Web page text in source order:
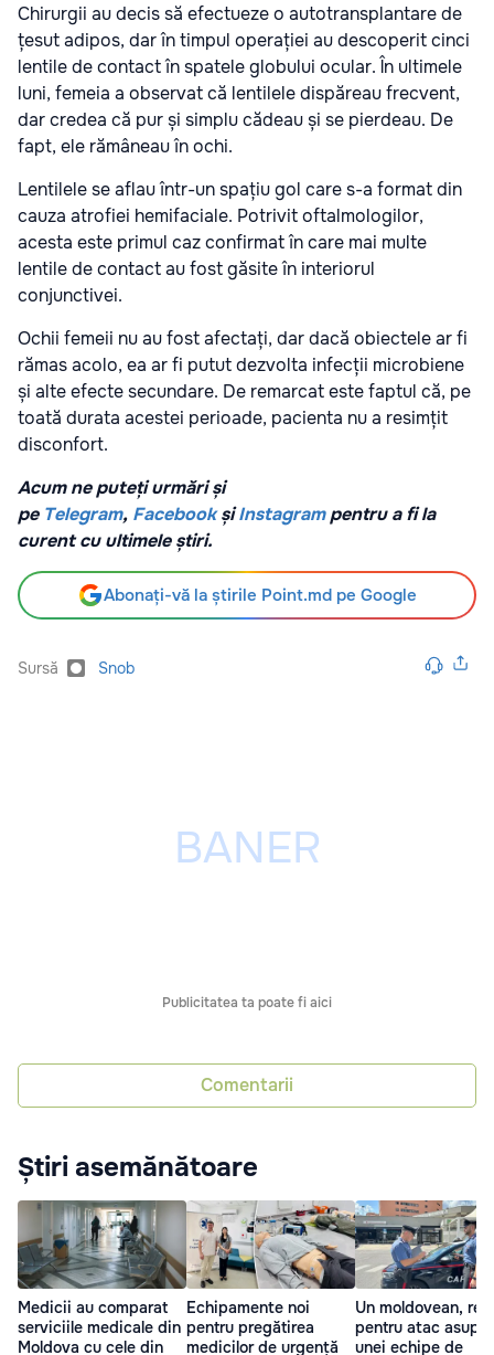
Chirurgii au decis să efectueze o autotransplantare de
țesut adipos, dar în timpul operației au descoperit cinci
lentile de contact în spatele globului ocular. În ultimele
luni, femeia a observat că lentilele dispăreau frecvent,
dar credea că pur și simplu cădeau și se pierdeau. De
fapt, ele rămâneau în ochi.
Lentilele se aflau într-un spațiu gol care s-a format din
cauza atrofiei hemifaciale. Potrivit oftalmologilor,
acesta este primul caz confirmat în care mai multe
lentile de contact au fost găsite în interiorul
conjunctivei.
Ochii femeii nu au fost afectați, dar dacă obiectele ar fi
rămas acolo, ea ar fi putut dezvolta infecții microbiene
și alte efecte secundare. De remarcat este faptul că, pe
toată durata acestei perioade, pacienta nu a resimțit
disconfort.
Acum ne puteți urmări și
pe Telegram, Facebook șiInstagrampentru a fi la
curent cu ultimele știri.
Abonați-vă la știrile Point.md pe Google
Sursă Snob
Publicitatea ta poate fi aici
Comentarii
Știri asemănătoare
Medicii au comparat
serviciile medicale din
Moldova cu cele din
Echipamente noi
pentru pregătirea
medicilor de urgență
Un moldovean,
pentru atac asupra
unei echipe de